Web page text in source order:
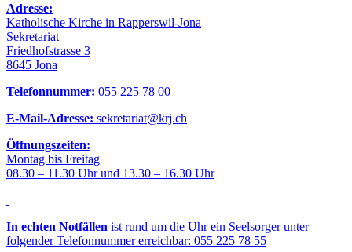
Adresse:
Katholische Kirche in Rapperswil-Jona
Sekretariat
Friedhofstrasse 3
8645 Jona
Telefonnummer: 055 225 78 00
E-Mail-Adresse: sekretariat@krj.ch
Öffnungszeiten:
Montag bis Freitag
08.30 – 11.30 Uhr und 13.30 – 16.30 Uhr
In echten Notfällen ist rund um die Uhr ein Seelsorger unter
folgender Telefonnummer erreichbar: 055 225 78 55